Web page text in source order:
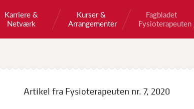
Karriere &
Netværk
Kurser &
Arrangementer
Fagbladet
Fysioterapeuten
Artikel fra Fysioterapeuten nr. 7, 2020